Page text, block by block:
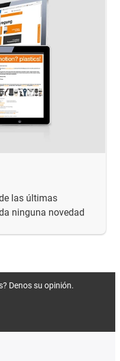
las últimas
ninguna novedad
Denos su opinión.